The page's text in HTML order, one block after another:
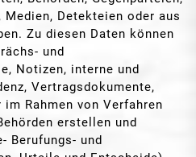
Detekteien oder aus
Zu diesen Daten können
und
Notizen, interne und
Vertragsdokumente,
Rahmen von Verfahren
erstellen und
Berufungs- und